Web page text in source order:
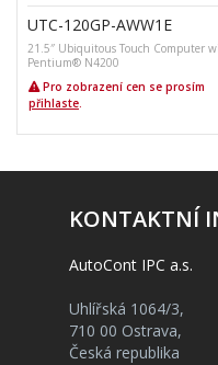
UTC-120GP-AWW1E
21.5″ Ubiquitous Touch Computer
Pentium® N4200
Pro zobrazení cen se prosím
přihlaste.
KONTAKTNÍ
AutoCont IPC a.s.
Uhlířská 1064/3,
710 00 Ostrava,
Česká republika